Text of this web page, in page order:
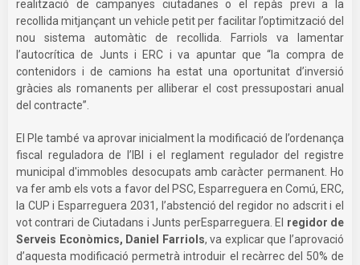
realització de campanyes ciutadanes o el repàs previ a la
recollida mitjançant un vehicle petit per facilitar l’optimització del
nou sistema automàtic de recollida. Farriols va lamentar
l’autocrítica de Junts i ERC i va apuntar que “la compra de
contenidors i de camions ha estat una oportunitat d’inversió
gràcies als romanents per alliberar el cost pressupostari anual
del contracte”.
El Ple també va aprovar inicialment la modificació de l’ordenança
fiscal reguladora de l’IBI i el reglament regulador del registre
municipal d'immobles desocupats amb caràcter permanent. Ho
va fer amb els vots a favor del PSC, Esparreguera en Comú, ERC,
la CUP i Esparreguera 2031, l’abstenció del regidor no adscrit i el
vot contrari de Ciutadans i Junts perEsparreguera. El regidor de
Serveis Econòmics, Daniel Farriols, va explicar que l’aprovació
d’aquesta modificació permetrà introduir el recàrrec del 50% de